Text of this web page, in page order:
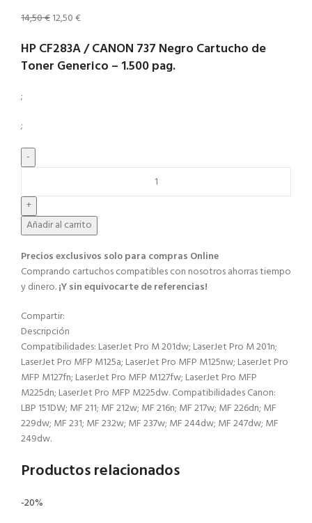
14,50€12,50€
HP CF283A / CANON 737 Negro Cartucho de
Toner Generico – 1.500 pag.
;
;
Añadir al carrito
Precios exclusivos solo para compras Online​
Comprando cartuchos compatibles con nosotros ahorras tiempo
y dinero.¡Y sin equivocarte de referencias!
Compartir:
Descripción
Compatibilidades: LaserJet Pro M 201dw; LaserJet Pro M 201n;
LaserJet Pro MFP M125a; LaserJet Pro MFP M125nw; LaserJet Pro
MFP M127fn; LaserJet Pro MFP M127fw; LaserJet Pro MFP
M225dn; LaserJet Pro MFP M225dw. Compatibilidades Canon:
LBP 151DW; MF 211; MF 212w; MF 216n; MF 217w; MF 226dn; MF
229dw; MF 231; MF 232w; MF 237w; MF 244dw; MF 247dw; MF
249dw.
Productos relacionados
-20%